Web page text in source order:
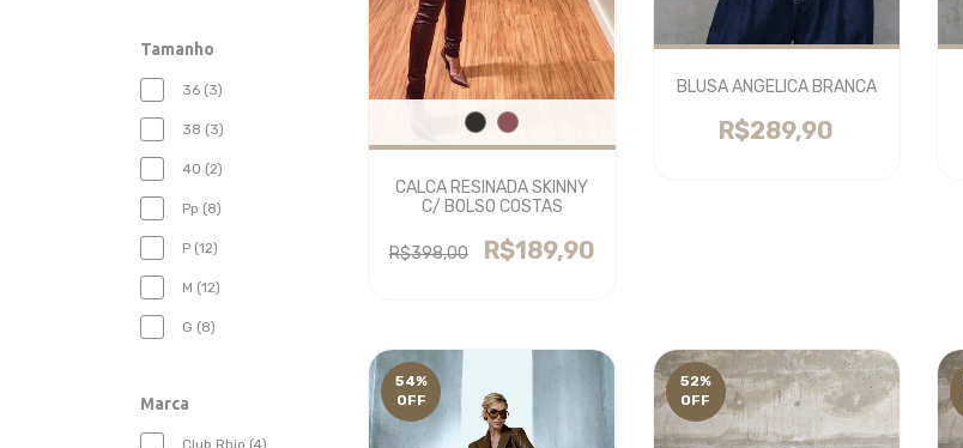
Tamanho
36 (3)
38 (3)
40 (2)
Pp (8)
P (12)
M (12)
G (8)
Marca
Club Rhio (4)
CALCA RESINADA SKINNY
C/ BOLSO COSTAS
R$398,00 R$189,90
BLUSA ANGÉLICA BRANCA
R$289,90
54%
OFF
52%
OFF